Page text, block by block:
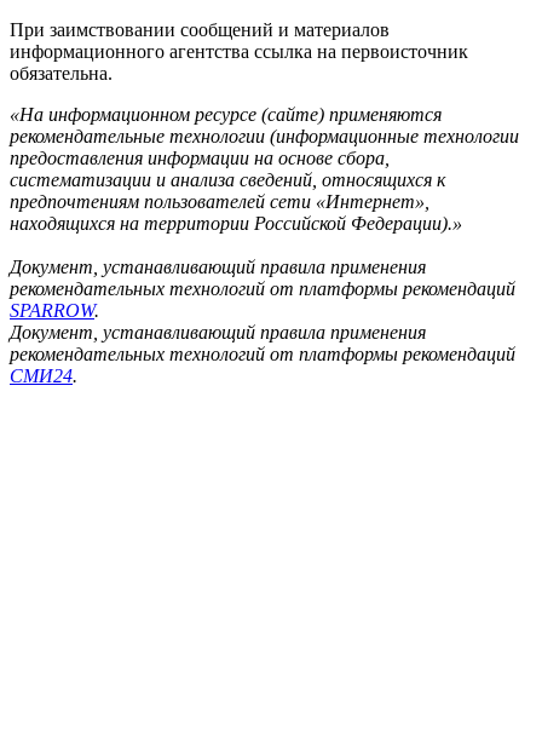
При заимствовании сообщений и материалов
информационного агентства ссылка на первоисточник
обязательна.
«На информационном ресурсе (сайте) применяются
рекомендательные технологии (информационные технологии
предоставления информации на основе сбора,
систематизации и анализа сведений, относящихся к
предпочтениям пользователей сети «Интернет»,
находящихся на территории Российской Федерации).»
Документ, устанавливающий правила применения
рекомендательных технологий от платформы рекомендаций
SPARROW.
Документ, устанавливающий правила применения
рекомендательных технологий от платформы рекомендаций
СМИ24.